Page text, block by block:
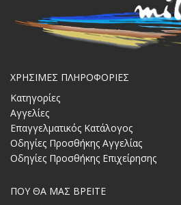
ΧΡΗΣΙΜΕΣ ΠΛΗΡΟΦΟΡΙΕΣ
Κατηγορίες
Αγγελίες
Επαγγελματικός Κατάλογος
Οδηγίες Προσθήκης Αγγελίας
Οδηγίες Προσθήκης Επιχείρησης
ΠΟΥ ΘΑ ΜΑΣ ΒΡΕΙΤΕ